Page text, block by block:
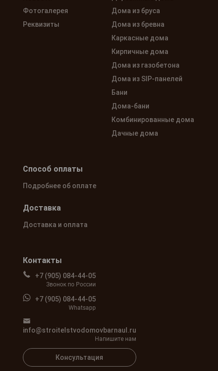
Фотогалерея
Реквизиты
Дома из бруса
Дома из бревна
Каркасные дома
Кирпичные дома
Дома из газобетона
Дома из SIP-панелей
Бани
Дома-бани
Комбинированные дома
Дачные дома
Контакты
+7 (905) 084-44-05
Звонок по России
+7 (905) 084-44-05
Whatsapp
info@stroitelstvodomovbarnaul.ru
Напишите нам
Консультация
Способ оплаты
Подробнее об оплате
Доставка
Доставка и оплата